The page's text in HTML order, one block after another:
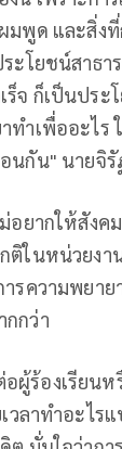
มพูด และสิ่ง
ะโยชน์สาธ
ร็จ ก็เป็นปร
ทำเพื่ออะไร
นกัน" นายจิรั
อยากให้สังค
ติในหน่วยงา
รความพยาย
กว่า
ผู้ร้องเรียน
วลาทำอะไร